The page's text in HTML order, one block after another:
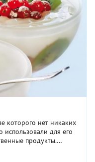
которого нет никаких
использовали для его
продукты.